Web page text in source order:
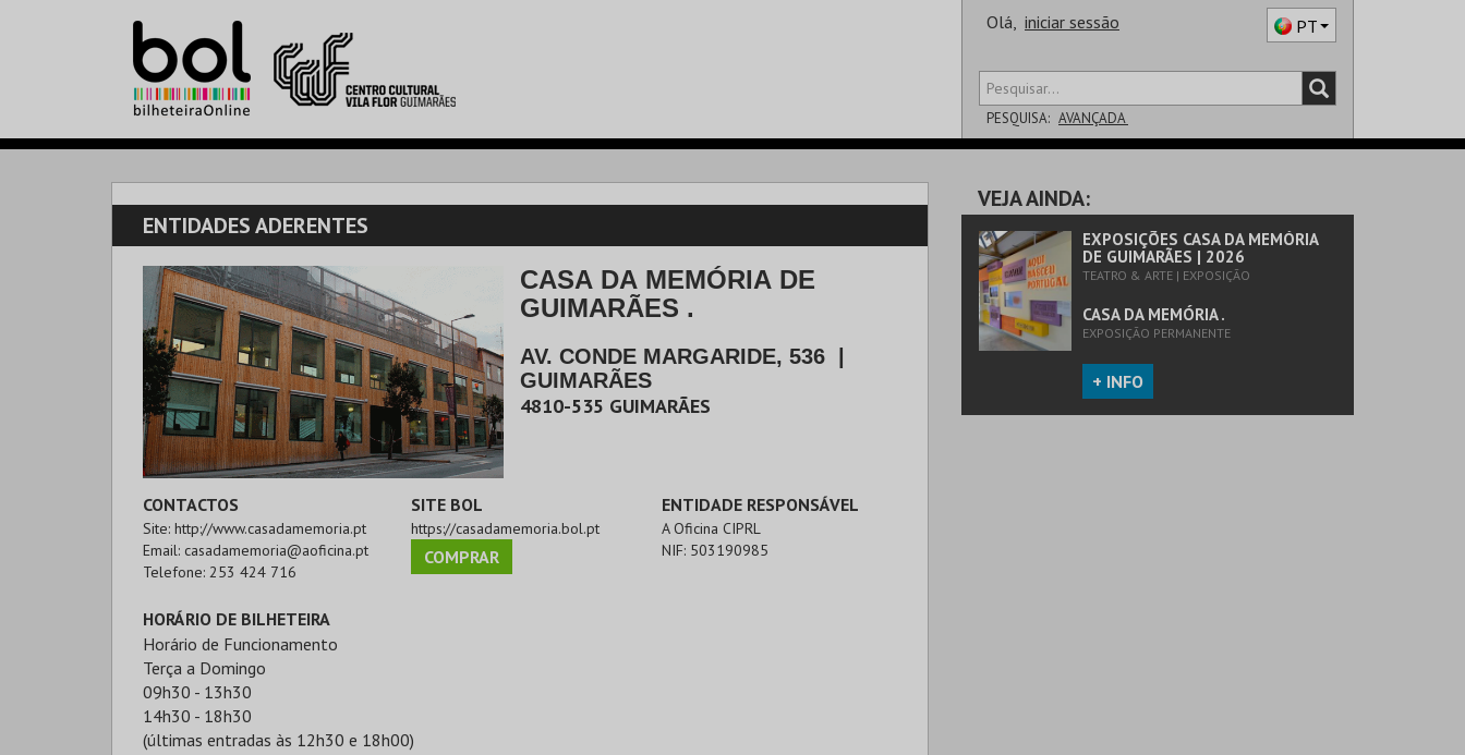
Olá, iniciar sessão PT
PESQUISA: AVANÇADA
SALA
ENTIDADES ADERENTES
CASA DA MEMÓRIA DE
GUIMARÃES .
AV. CONDE MARGARIDE, 536
GUIMARÃES
4810-535 GUIMARÃES
CONTACTOS
Site: http://www.casadamemoria.pt
Email: casadamemoria@aoficina.pt
Telefone: 253 424 716
SITE BOL
https://casadamemoria.bol.pt
COMPRAR
ENTIDADE RESPONSÁVEL
A Oficina CIPRL
NIF: 503190985
HORÁRIO DE BILHETEIRA
Horário de Funcionamento
Terça a Domingo
09h30 - 13h30
14h30 - 18h30
(últimas entradas às 12h30 e 18h00)
VEJA AINDA:
EXPOSIÇÕES CASA DA MEMÓRIA
DE GUIMARÃES | 2026
TEATRO & ARTE | EXPOSIÇÃO
CASA DA MEMÓRIA .
EXPOSIÇÃO PERMANENTE
+ INFO